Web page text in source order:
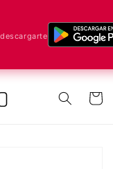
Carrito